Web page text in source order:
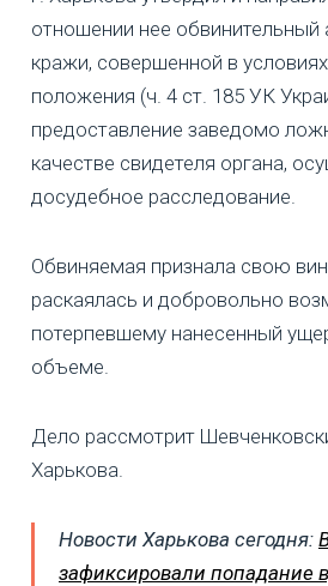
отношении нее обвинительный
кражи, совершенной в
положения (ч. 4 ст. 185 УК
предоставление заведомо
качестве свидетеля органа,
досудебное расследование.
Обвиняемая признала свою
раскаялась и добровольно
потерпевшему нанесенный
объеме.
Дело рассмотрит
Харькова.
Новости Харькова сегодня:
зафиксировали попадание